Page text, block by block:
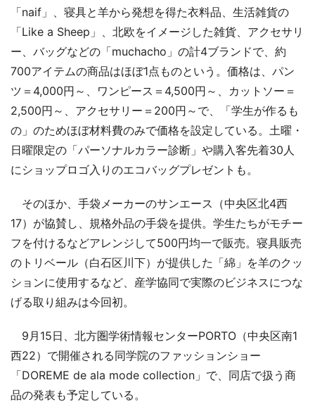
「naif」、寝具と羊から発想を得た衣料品、生活雑貨の
「Like a Sheep」、北欧をイメージした雑貨、アクセサリ
ー、バッグなどの「muchacho」の計4ブランドで、約
700アイテムの商品はほぼ1点ものという。価格は、パン
ツ＝4,000円～、ワンピース＝4,500円～、カットソー＝
2,500円～、アクセサリー＝200円～で、「学生が作るも
の」のためほぼ材料費のみで価格を設定している。土曜・
日曜限定の「パーソナルカラー診断」や購入客先着30人
にショップロゴ入りのエコバッグプレゼントも。
そのほか、手袋メーカーのサンエース（中央区北4西
17）が協賛し、規格外品の手袋を提供。学生たちがモチー
フを付けるなどアレンジして500円均一で販売。寝具販売
のトリベール（白石区川下）が提供した「綿」を羊のクッ
ションに使用するなど、産学協同で実際のビジネスにつな
げる取り組みは今回初。
9月15日、北方圏学術情報センターPORTO（中央区南1
西22）で開催される同学院のファッションショー
「DOREME de ala mode collection」で、同店で扱う商
品の発表も予定している。